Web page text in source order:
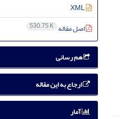
XML
اصل مقاله 530.75 K
هم رسانی
ارجاع به این مقاله
آمار